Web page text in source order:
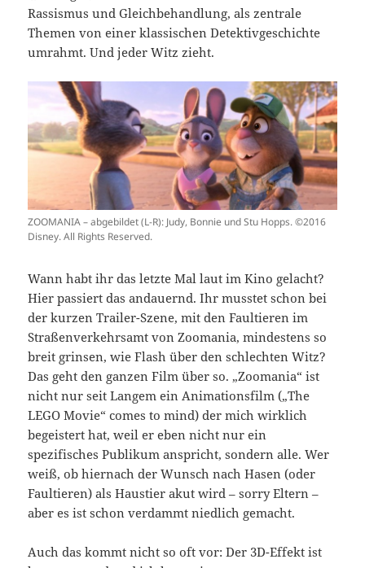
Rassismus und Gleichbehandlung, als zentrale
Themen von einer klassischen Detektivgeschichte
umrahmt. Und jeder Witz zieht.
ZOOMANIA – abgebildet (L-R): Judy, Bonnie und Stu Hopps. ©2016
Disney. All Rights Reserved.
Wann habt ihr das letzte Mal laut im Kino gelacht?
Hier passiert das andauernd. Ihr musstet schon bei
der kurzen Trailer-Szene, mit den Faultieren im
Straßenverkehrsamt von Zoomania, mindestens so
breit grinsen, wie Flash über den schlechten Witz?
Das geht den ganzen Film über so. „Zoomania“ ist
nicht nur seit Langem ein Animationsfilm („The
LEGO Movie“ comes to mind) der mich wirklich
begeistert hat, weil er eben nicht nur ein
spezifisches Publikum anspricht, sondern alle. Wer
weiß, ob hiernach der Wunsch nach Hasen (oder
Faultieren) als Haustier akut wird – sorry Eltern –
aber es ist schon verdammt niedlich gemacht.
Auch das kommt nicht so oft vor: Der 3D-Effekt ist